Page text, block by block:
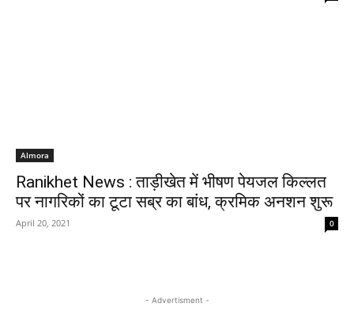
Almora
Ranikhet News : ताड़ीखेत में भीषण पेयजल किल्लत
पर नागरिकों का टूटा सब्र का बांध, क्रमिक अनशन शुरू
April 20, 2021 0
- Advertisment -